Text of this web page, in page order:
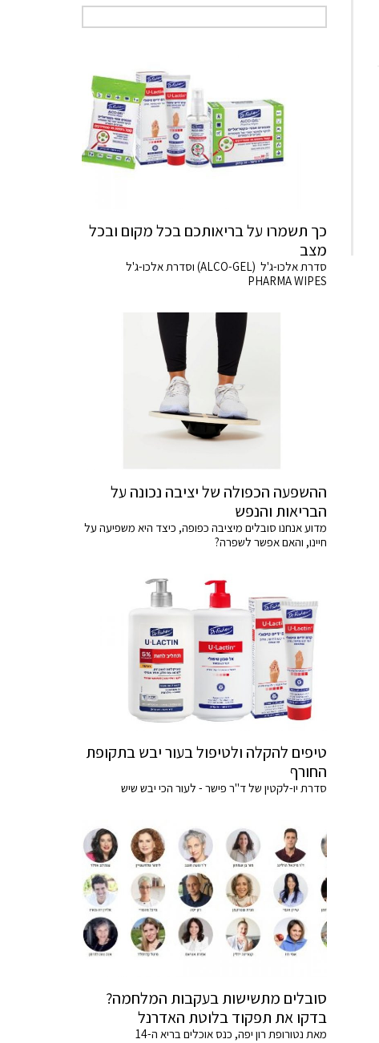
כך תשמרו על בריאותכם בכל מקום ובכל
מצב
סדרת אלכו-ג'ל (ALCO-GEL) וסדרת אלכו-ג'ל
PHARMA WIPES
ההשפעה הכפולה של יציבה נכונה על
הבריאות והנפש
מדוע אנחנו סובלים מיציבה כפופה, כיצד היא משפיעה על
חיינו, והאם אפשר לשפרה?
טיפים להקלה ולטיפול בעור יבש בתקופת
החורף
סדרת יו-לקטין של ד"ר פישר - לעור הכי יבש שיש
סובלים מתשישות בעקבות המלחמה?
בדקו את תפקוד בלוטת האדרנל
מאת נטורופת רון יפה, כנס אוכלים בריא ה-14